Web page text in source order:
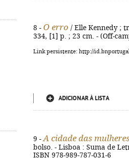
8 - O erro / Elle Kennedy ;
334, [1] p. ; 23 cm. - (Off-
Link persistente: http://
ADICIONAR À LISTA
9 - A cidade das
bolso. - Lisboa : Suma de
ISBN 978-989-787-031-6